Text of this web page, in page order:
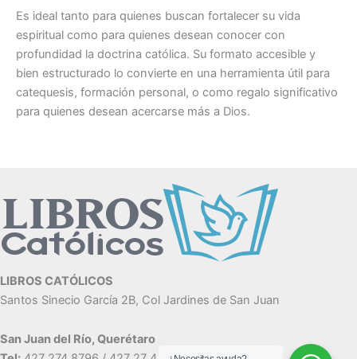
Es ideal tanto para quienes buscan fortalecer su vida
espiritual como para quienes desean conocer con
profundidad la doctrina católica. Su formato accesible y
bien estructurado lo convierte en una herramienta útil para
catequesis, formación personal, o como regalo significativo
para quienes desean acercarse más a Dios.
LIBROS CATÓLICOS
Santos Sinecio García 2B, Col Jardines de San Juan
San Juan del Río, Querétaro